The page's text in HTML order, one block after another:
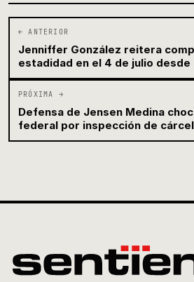
← ANTERIOR
Jenniffer González reitera
estadidad en el 4 de julio desde
PRÓXIMA →
Defensa de Jensen Medina
federal por inspección de